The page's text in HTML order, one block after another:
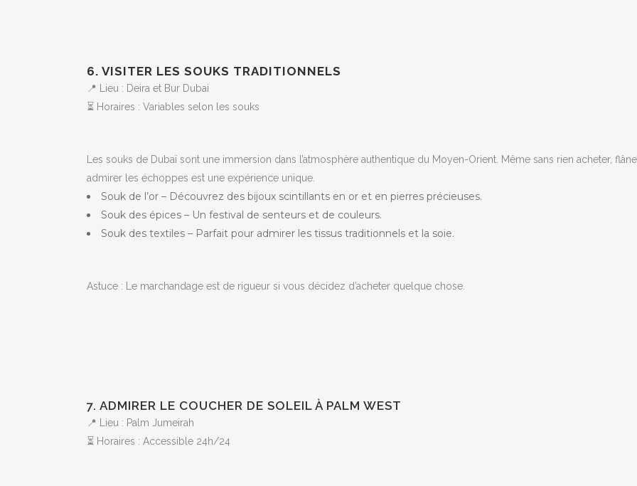
6. VISITER LES SOUKS TRADITIONNELS
📍 Lieu : Deira et Bur Dubai
⏳ Horaires : Variables selon les souks
Les souks de Dubaï sont une immersion dans l’atmosphère authentique du Moyen-Orient. Même sans rien acheter,
admirer les échoppes est une expérience unique.
Souk de l’or – Découvrez des bijoux scintillants en or et en pierres précieuses.
Souk des épices – Un festival de senteurs et de couleurs.
Souk des textiles – Parfait pour admirer les tissus traditionnels et la soie.
Astuce : Le marchandage est de rigueur si vous décidez d’acheter quelque chose.
7. ADMIRER LE COUCHER DE SOLEIL À PALM WEST
📍 Lieu : Palm Jumeirah
⏳ Horaires : Accessible 24h/24